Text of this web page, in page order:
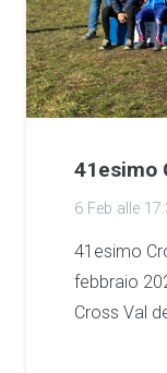
41esimo
6 Feb alle
41esimo
febbraio
Cross Val